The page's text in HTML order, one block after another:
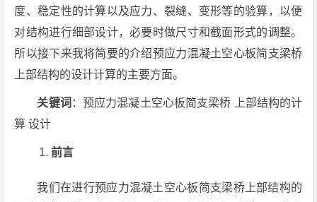
度、稳定性的计算以及应力、裂缝、变形等的验算，以便
对结构进行细部设计，必要时做尺寸和截面形式的调整。
所以接下来我将简要的介绍预应力混凝土空心板简支梁桥
上部结构的设计计算的主要方面。
关键词 ：预应力混凝土空心板简支梁桥 上部结构的计
算 设计
前言
我们在进行预应力混凝土空心板简支梁桥上部结构的